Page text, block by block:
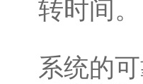
转时间。
系统的